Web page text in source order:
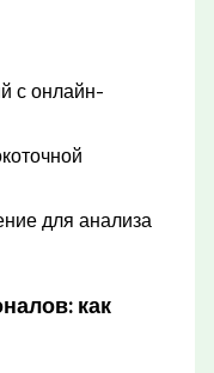
с онлайн-
для анализа
как